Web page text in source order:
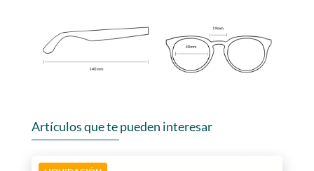
Artículos que te pueden interesar